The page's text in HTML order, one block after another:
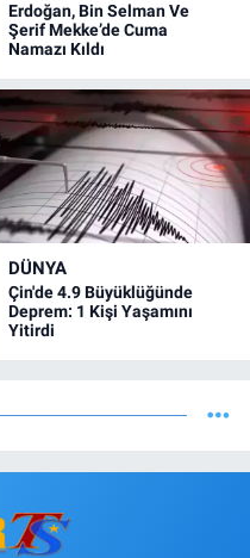
Erdoğan, Bin Selman Ve
Şerif Mekke’de Cuma
Namazı Kıldı
DÜNYA
Çin'de 4.9 Büyüklüğünde
Deprem: 1 Kişi Yaşamını
Yitirdi